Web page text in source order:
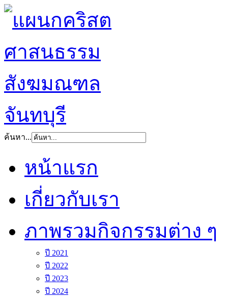
ค้นหา...
หน้าแรก
เกี่ยวกับเรา
ภาพรวมกิจกรรมต่าง ๆ
ปี 2021
ปี 2022
ปี 2023
ปี 2024